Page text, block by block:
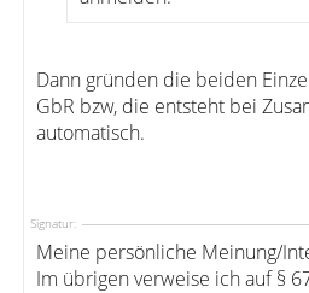
Dann gründen die beiden
GbR bzw, die entsteht bei
automatisch.
Signatur:
Meine persönliche Meinung/
Im übrigen verweise ich auf §